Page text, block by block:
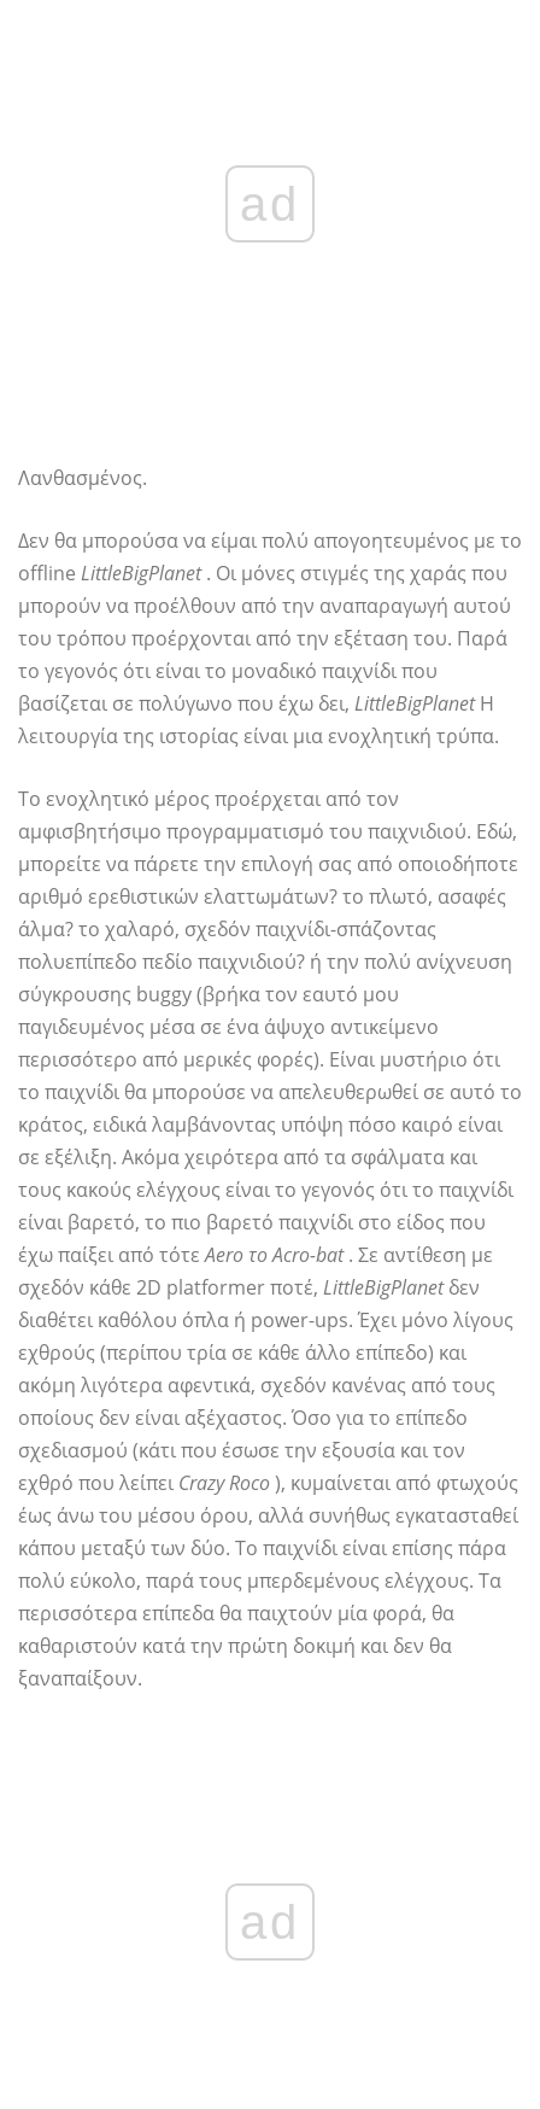
ad
Λανθασμένος.
Δεν θα μπορούσα να είμαι πολύ απογοητευμένος με το
offline LittleBigPlanet. Οι μόνες στιγμές της χαράς που
μπορούν να προέλθουν από την αναπαραγωγή αυτού
του τρόπου προέρχονται από την εξέταση του. Παρά
το γεγονός ότι είναι το μοναδικό παιχνίδι που
βασίζεται σε πολύγωνο που έχω δει, LittleBigPlanetΗ
λειτουργία της ιστορίας είναι μια ενοχλητική τρύπα.
Το ενοχλητικό μέρος προέρχεται από τον
αμφισβητήσιμο προγραμματισμό του παιχνιδιού. Εδώ,
μπορείτε να πάρετε την επιλογή σας από οποιοδήποτε
αριθμό ερεθιστικών ελαττωμάτων? το πλωτό, ασαφές
άλμα? το χαλαρό, σχεδόν παιχνίδι-σπάζοντας
πολυεπίπεδο πεδίο παιχνιδιού? ή την πολύ ανίχνευση
σύγκρουσης buggy (βρήκα τον εαυτό μου
παγιδευμένος μέσα σε ένα άψυχο αντικείμενο
περισσότερο από μερικές φορές). Είναι μυστήριο ότι
το παιχνίδι θα μπορούσε να απελευθερωθεί σε αυτό το
κράτος, ειδικά λαμβάνοντας υπόψη πόσο καιρό είναι
σε εξέλιξη. Ακόμα χειρότερα από τα σφάλματα και
τους κακούς ελέγχους είναι το γεγονός ότι το παιχνίδι
είναι βαρετό, το πιο βαρετό παιχνίδι στο είδος που
έχω παίξει από τότεAero το Acro-bat. Σε αντίθεση με
σχεδόν κάθε 2D platformer ποτέ, LittleBigPlanetδεν
διαθέτει καθόλου όπλα ή power-ups. Έχει μόνο λίγους
εχθρούς (περίπου τρία σε κάθε άλλο επίπεδο) και
ακόμη λιγότερα αφεντικά, σχεδόν κανένας από τους
οποίους δεν είναι αξέχαστος. Όσο για το επίπεδο
σχεδιασμού (κάτι που έσωσε την εξουσία και τον
εχθρό που λείπει Crazy Roco), κυμαίνεται από φτωχούς
έως άνω του μέσου όρου, αλλά συνήθως εγκατασταθεί
κάπου μεταξύ των δύο. Το παιχνίδι είναι επίσης πάρα
πολύ εύκολο, παρά τους μπερδεμένους ελέγχους. Τα
περισσότερα επίπεδα θα παιχτούν μία φορά, θα
καθαριστούν κατά την πρώτη δοκιμή και δεν θα
ξαναπαίξουν.
ad